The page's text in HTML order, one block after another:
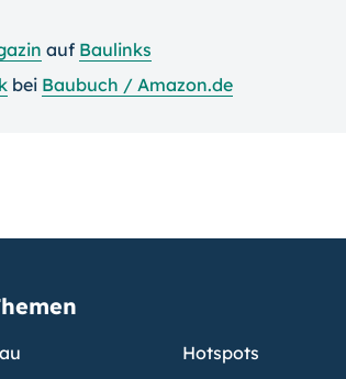
auf Baulinks
bei Baubuch / Amazon.de
Hotspots